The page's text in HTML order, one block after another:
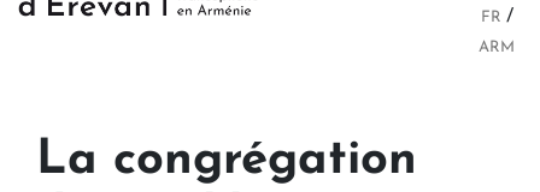
FR
ARM
La congrégation